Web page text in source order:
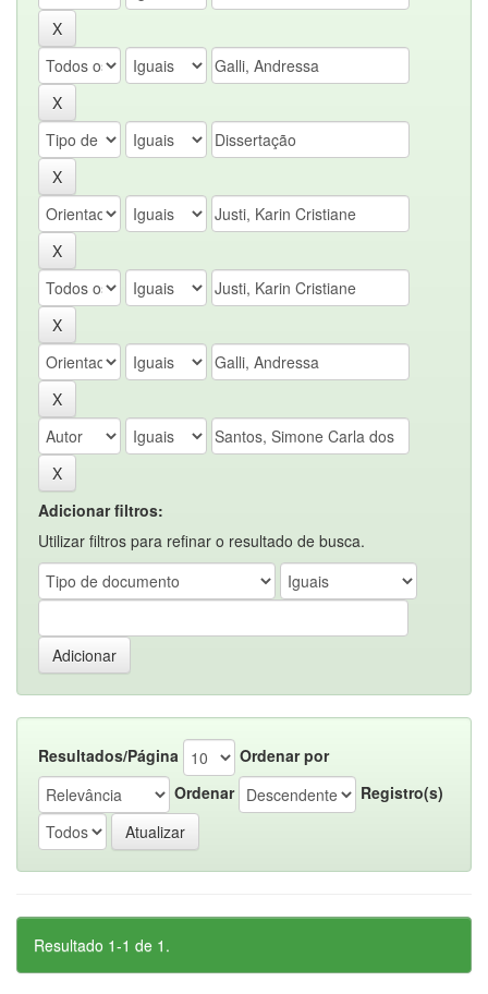
Adicionar filtros:
Utilizar filtros para refinar o resultado de busca.
Resultados/Página
Ordenar por
Ordenar
Registro(s)
Resultado 1-1 de 1.